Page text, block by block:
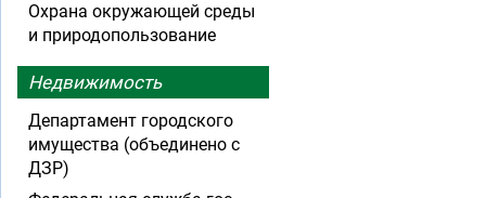
Охрана окружающей среды
и природопользование
Недвижимость
Департамент городского
имущества (объединено с
ДЗР)